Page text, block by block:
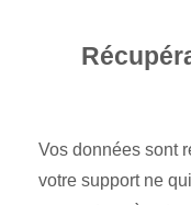
Vos données sont
votre support ne